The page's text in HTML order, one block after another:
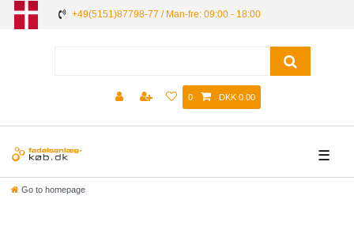
+49(5151)87798-77 / Man-fre: 09:00 - 18:00
0 DKK 0.00
☰
Go to homepage